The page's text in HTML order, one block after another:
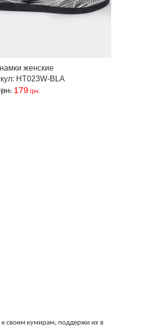
женские
HT023W-BLA
179 грн.
к своим кумирам, поддержи их в